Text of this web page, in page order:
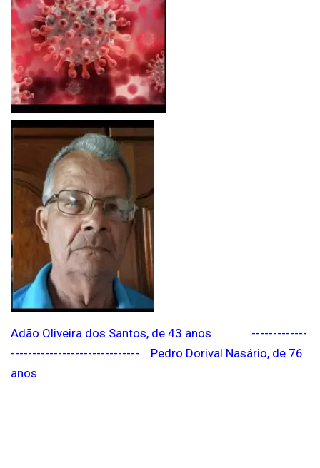
Adão Oliveira dos Santos, de 43 anos -------------
------------------------------ Pedro Dorival Nasário, de 76
anos